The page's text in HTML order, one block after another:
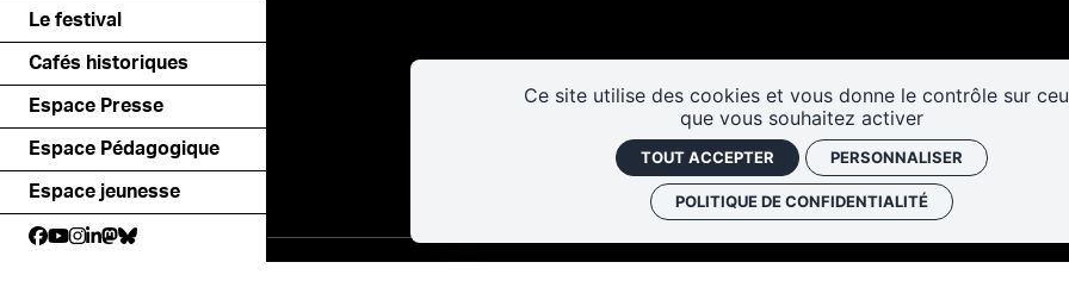
Ce site utilise des cookies et vous donne le contrôle sur
que vous souhaitez activer
TOUT ACCEPTER PERSONNALISER
POLITIQUE DE CONFIDENTIALITÉ
Le festival
Cafés historiques
Espace Presse
Espace Pédagogique
Espace jeunesse
Les cafés
historiques
Faire un don